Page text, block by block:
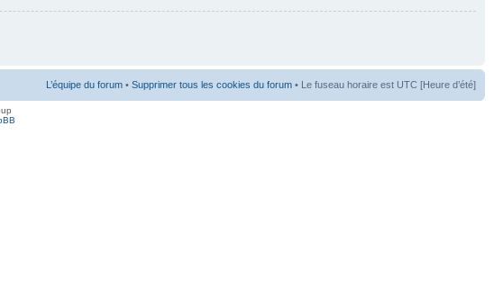
L’équipe du forum • Supprimer tous les cookies du forum • Le fuseau horaire est UTC [Heure d’été]